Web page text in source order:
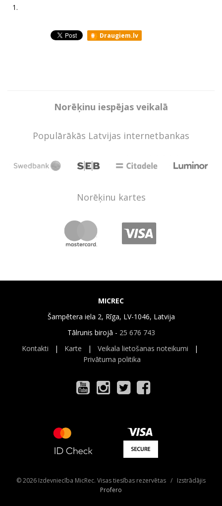
1.
Draugiem.lv
Norēķinu iespējas veikalā
Populārākās Latvijas internetbankas
Norēķinu kartes
MICREC
Šampētera iela 2, Rīga, LV-1046, Latvija
Tālrunis birojā - 25 676 743
Kontakti | Karte | Veikala lietošanas noteikumi |
Privātuma politika
© 2026 Izdevniecība MicRec. Visas tiesības rezervētas / Izstrādājis
Profero